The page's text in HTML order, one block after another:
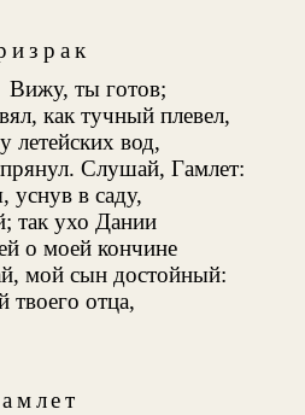
Вижу, ты готов;
как тучный плевел,
летейских вод,
Слушай, Гамлет:
уснув в саду,
так ухо Дании
о моей кончине
мой сын достойный:
твоего отца,